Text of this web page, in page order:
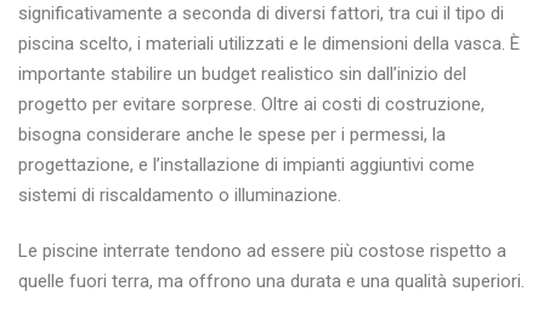
significativamente a seconda di diversi fattori, tra cui il tipo di
piscina scelto, i materiali utilizzati e le dimensioni della vasca. È
importante stabilire un budget realistico sin dall’inizio del
progetto per evitare sorprese. Oltre ai costi di costruzione,
bisogna considerare anche le spese per i permessi, la
progettazione, e l’installazione di impianti aggiuntivi come
sistemi di riscaldamento o illuminazione.
Le piscine interrate tendono ad essere più costose rispetto a
quelle fuori terra, ma offrono una durata e una qualità superiori.